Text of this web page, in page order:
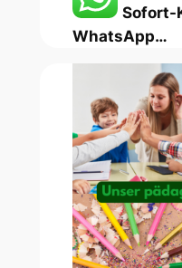
Sofort-
WhatsApp…